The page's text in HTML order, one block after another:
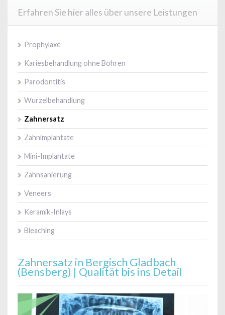
Erfahren Sie hier alles über unsere Leistungen
Prophylaxe
Kariesbehandlung ohne Bohren
Parodontitis
Wurzelbehandlung
Zahnersatz
Zahnimplantate
Mini-Implantate
Zahnsanierung
Veneers
Keramik-Inlays
Bleaching
Zahnersatz in Bergisch Gladbach
(Bensberg) | Qualität bis ins Detail